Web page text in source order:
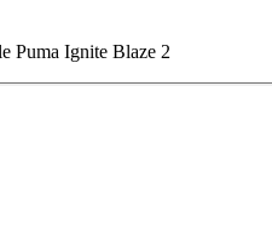
Puma Ignite Blaze 2